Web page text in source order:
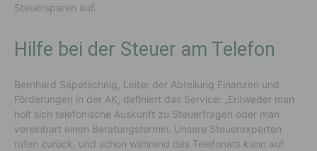
Steuersparen auf.
Hilfe bei der Steuer am Telefon
Bernhard Sapetschnig, Leiter der Abteilung Finanzen und
Förderungen in der AK, definiert das Service: „Entweder man
holt sich telefonische Auskunft zu Steuerfragen oder man
vereinbart einen Beratungstermin. Unsere Steuerexperten
rufen zurück, und schon während des Telefonats kann auf